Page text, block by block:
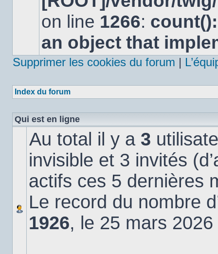
non
on line 1266:
an object that
Supprimer les cookies du forum |
Index du forum
Qui est en ligne
Au total il y a 3
invisible et 3 invités
actifs ces 5 dernières
Le record du nombre
1926, le 25 mars 2026